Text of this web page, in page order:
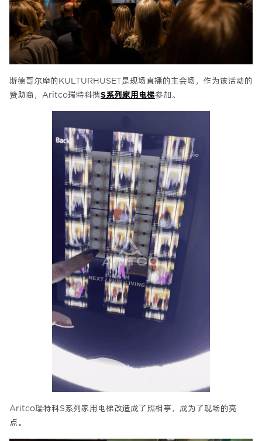
斯德哥尔摩的KULTURHUSET是现场直播的主会场，作为该活动的
赞助商，Aritco瑞特科携S系列家用电梯参加。
Aritco瑞特科S系列家用电梯改造成了照相亭，成为了现场的亮
点。